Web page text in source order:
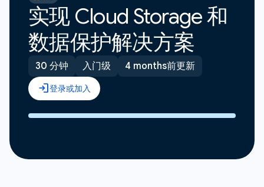
实现 Cloud Storage 和
数据保护解决方案
30 分钟 入门级 4 months前更新